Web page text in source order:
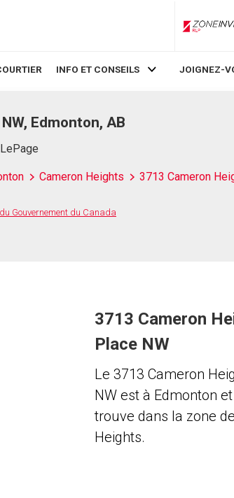
INFO ET CONSEILS JOIGNEZ-
Edmonton, AB
Cameron Heights 3713 Cameron
Gouvernement du Canada
3713 Cameron
Place NW
Le 3713 Cameron
NW est à Edmonton
trouve dans la zone
Heights.